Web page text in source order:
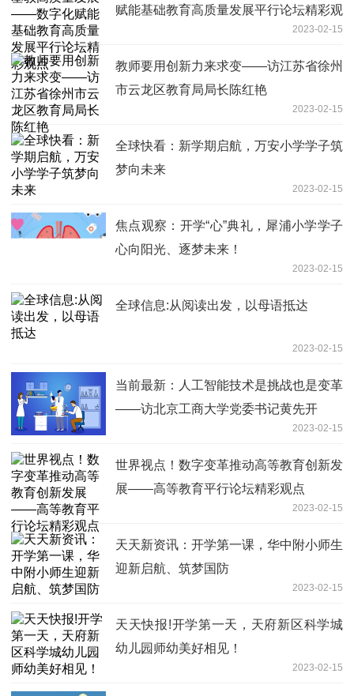
赋能基础教育高质量发展平行论坛精彩观
2023-02-15
教师要用创新力来求变——访江苏省徐州
市云龙区教育局局长陈红艳
2023-02-15
全球快看：新学期启航，万安小学学子筑
梦向未来
2023-02-15
焦点观察：开学“心”典礼，犀浦小学学子
心向阳光、逐梦未来！
2023-02-15
全球信息:从阅读出发，以母语抵达
2023-02-15
当前最新：人工智能技术是挑战也是变革
——访北京工商大学党委书记黄先开
2023-02-15
世界视点！数字变革推动高等教育创新发
展——高等教育平行论坛精彩观点
2023-02-15
天天新资讯：开学第一课，华中附小师生
迎新启航、筑梦国防
2023-02-15
天天快报!开学第一天，天府新区科学城
幼儿园师幼美好相见！
2023-02-15